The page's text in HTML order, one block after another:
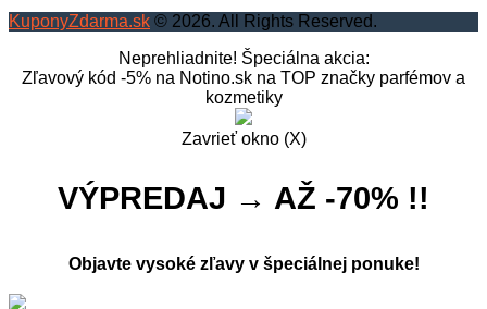
KuponyZdarma.sk © 2026. All Rights Reserved.
Neprehliadnite! Špeciálna akcia:
Zľavový kód -5% na Notino.sk na TOP značky parfémov a
kozmetiky
Zavrieť okno (X)
VÝPREDAJ → AŽ -70% !!
Objavte vysoké zľavy v špeciálnej ponuke!